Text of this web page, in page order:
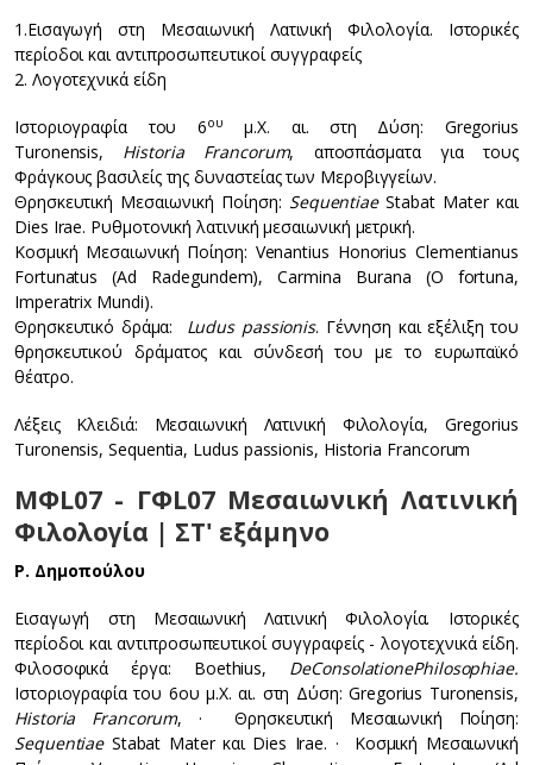
1.Εισαγωγή στη Μεσαιωνική Λατινική Φιλολογία. Ιστορικές
περίοδοι και αντιπροσωπευτικοί συγγραφείς
2. Λογοτεχνικά είδη
Ιστοριογραφία του 6ου
μ.Χ. αι. στη Δύση: Gregorius
Turonensis, Historia Francorum, αποσπάσματα για τους
Φράγκους βασιλείς της δυναστείας των Μεροβιγγείων.
Θρησκευτική Μεσαιωνική Ποίηση: SequentiaeStabat Mater και
Dies Irae. Ρυθμοτονική λατινική μεσαιωνική μετρική.
Κοσμική Μεσαιωνική Ποίηση: Venantius Honorius Clementianus
Fortunatus (Ad Radegundem), Carmina Burana (O fortuna,
Imperatrix Mundi).
Θρησκευτικό δράμα: Ludus passionis. Γέννηση και εξέλιξη του
θρησκευτικού δράματος και σύνδεσή του με το ευρωπαϊκό
θέατρο.
Λέξεις Κλειδιά: Μεσαιωνική Λατινική Φιλολογία, Gregorius
Turonensis, Sequentia, Ludus passionis, Historia Francorum
ΜΦL07 - ΓΦL07 Μεσαιωνική Λατινική
Φιλολογία | ΣΤ' εξάμηνο
Ρ. Δημοπούλου
Εισαγωγή στη Μεσαιωνική Λατινική Φιλολογία. Ιστορικές
περίοδοι και αντιπροσωπευτικοί συγγραφείς - λογοτεχνικά είδη.
Φιλοσοφικά έργα: Boethius, DeConsolationePhilosophiae.
Ιστοριογραφία του 6ου μ.Χ. αι. στη Δύση: Gregorius Turonensis,
Historia Francorum, · Θρησκευτική Μεσαιωνική Ποίηση:
Sequentiae Stabat Mater και Dies Irae. · Κοσμική Μεσαιωνική